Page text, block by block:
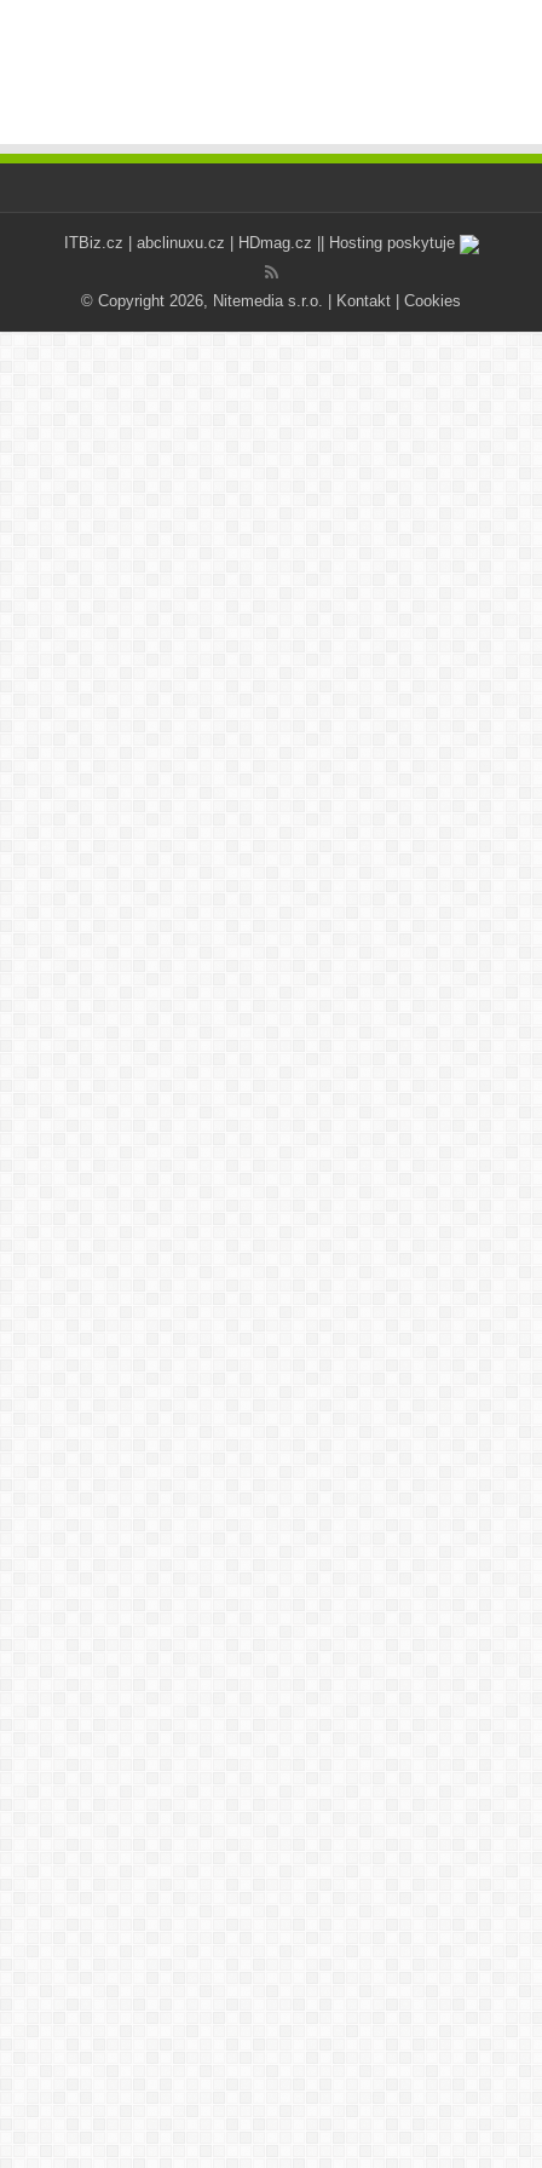
ITBiz.cz abclinuxu.cz HDmag.cz || Hosting poskytuje
© Copyright 2026, Nitemedia s.r.o. | Kontakt Cookies